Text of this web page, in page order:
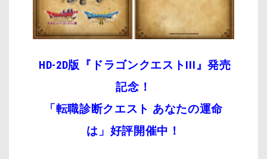
HD-2D版『ドラゴンクエストIII』発売
記念！
「転職診断クエスト あなたの運命
は」好評開催中！